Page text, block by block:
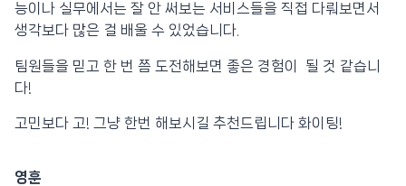
능이나 실무에서는 잘 안 써보는 서비스들을 직접 다뤄보면서
생각보다 많은 걸 배울 수 있었습니다.
팀원들을 믿고 한 번 쯤 도전해보면 좋은 경험이 될 것 같습니
다!
고민보다 고! 그냥 한번 해보시길 추천드립니다 화이팅!
영훈